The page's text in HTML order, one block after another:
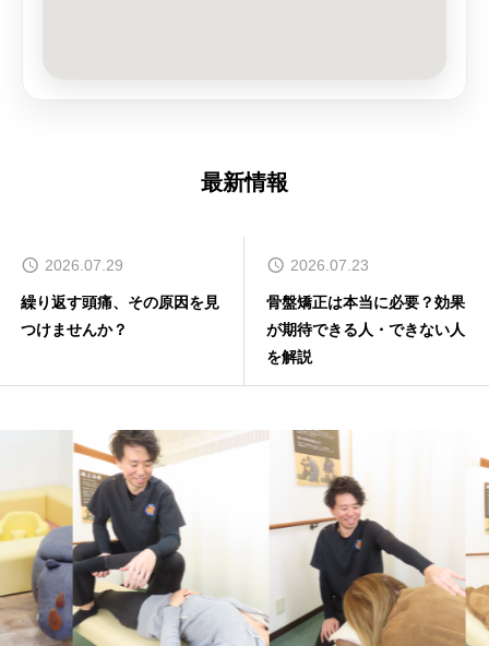
最新情報
2026.07.29
繰り返す頭痛、その原因を見
つけませんか？
2026.07.23
骨盤矯正は本当に必要？効果
が期待できる人・できない人
を解説